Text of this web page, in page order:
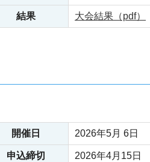
結果 大会結果（pdf）
開催日 2026年5月 6日
申込締切 2026年4月15日